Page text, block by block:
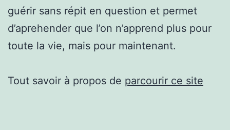
guérir sans répit en question et permet
d’aprehender que l’on n’apprend plus pour
toute la vie, mais pour maintenant.
Tout savoir à propos de parcourir ce site